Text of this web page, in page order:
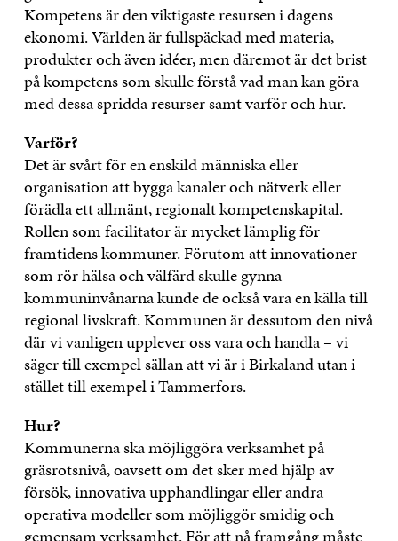
Kompetens är den viktigaste resursen i dagens
ekonomi. Världen är fullspäckad med materia,
produkter och även idéer, men däremot är det brist
på kompetens som skulle förstå vad man kan göra
med dessa spridda resurser samt varför och hur.
Varför?
Det är svårt för en enskild människa eller
organisation att bygga kanaler och nätverk eller
förädla ett allmänt, regionalt kompetenskapital.
Rollen som facilitator är mycket lämplig för
framtidens kommuner. Förutom att innovationer
som rör hälsa och välfärd skulle gynna
kommuninvånarna kunde de också vara en källa till
regional livskraft. Kommunen är dessutom den nivå
där vi vanligen upplever oss vara och handla – vi
säger till exempel sällan att vi är i Birkaland utan i
stället till exempel i Tammerfors.
Hur?
Kommunerna ska möjliggöra verksamhet på
gräsrotsnivå, oavsett om det sker med hjälp av
försök, innovativa upphandlingar eller andra
operativa modeller som möjliggör smidig och
gemensam verksamhet. För att nå framgång måste